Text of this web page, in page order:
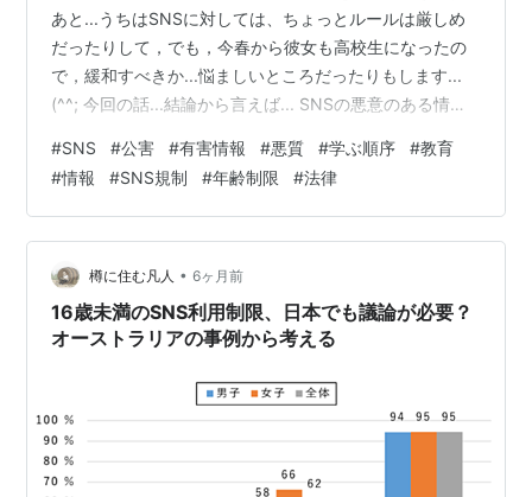
あと...うちはSNSに対しては、ちょっとルールは厳しめ
だったりして，でも，今春から彼女も高校生になったの
で，緩和すべきか...悩ましいところだったりもします...
(^^; 今回の話...結論から言えば... SNSの悪意のある情報
ないかなぁ...と。 その影響で，多くの人たちが，心的な
ダメージを受けて，不登校になったり，引きこもりにな
ったり... 実際には，頭...つまり，脳が機能不全に陥って
引き起こされるんだと思うけど，これって，医者に掛か
らなくちゃいけない，しかも，回復に時間のか…
#SNS #公害 #有害情報 #悪質 #学ぶ順序 #教育
#情報 #SNS規制 #年齢制限 #法律
樽に住む凡人 • 6ヶ月前
16歳未満のSNS利用制限、日本でも議論が必要？
オーストラリアの事例から考える